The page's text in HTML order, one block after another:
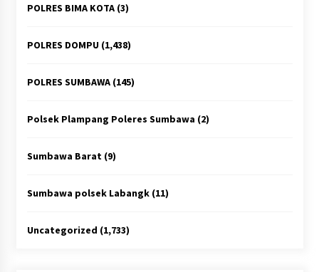
POLRES BIMA KOTA(3)
POLRES DOMPU(1,438)
POLRES SUMBAWA(145)
Polsek Plampang Poleres Sumbawa (2)
Sumbawa Barat(9)
Sumbawa polsek Labangk(11)
Uncategorized (1,733)